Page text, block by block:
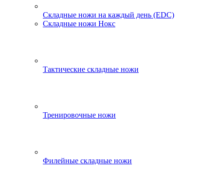
Складные ножи на каждый день (EDC)
Складные ножи Нокс
Тактические складные ножи
Тренировочные ножи
Филейные складные ножи